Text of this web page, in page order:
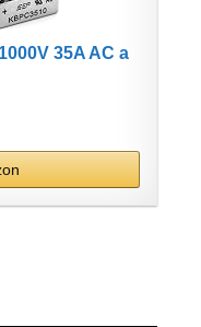
35A AC a